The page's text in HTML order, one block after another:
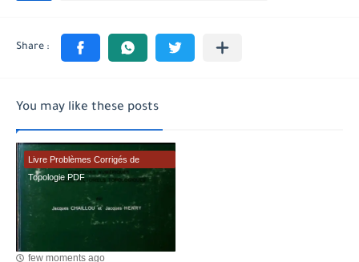
You may like these posts
Livre Problèmes Corrigés de
Topologie PDF
few moments ago